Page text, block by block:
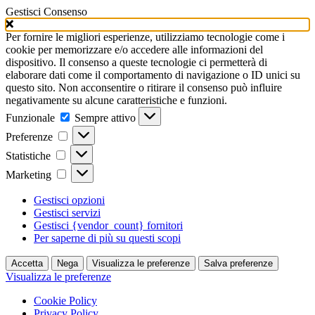
Gestisci Consenso
Per fornire le migliori esperienze, utilizziamo tecnologie come i
cookie per memorizzare e/o accedere alle informazioni del
dispositivo. Il consenso a queste tecnologie ci permetterà di
elaborare dati come il comportamento di navigazione o ID unici su
questo sito. Non acconsentire o ritirare il consenso può influire
negativamente su alcune caratteristiche e funzioni.
Funzionale
Funzionale
Sempre attivo
Preferenze
Preferenze
Statistiche Statistiche
Marketing Marketing
Gestisci opzioni
Gestisci servizi
Gestisci {vendor_count} fornitori
Per saperne di più su questi scopi
Accetta Nega Visualizza le preferenze Salva preferenze
Visualizza le preferenze
Cookie Policy